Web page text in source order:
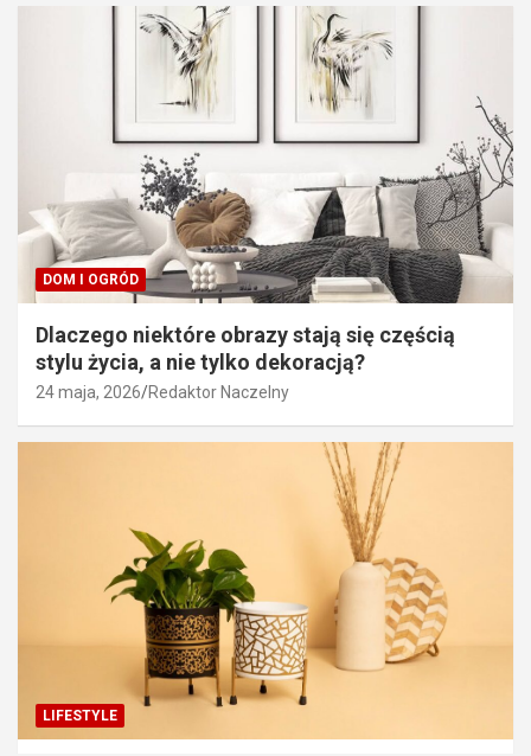
DOM I OGRÓD
Dlaczego niektóre obrazy stają się częścią
stylu życia, a nie tylko dekoracją?
24 maja, 2026 Redaktor Naczelny
LIFESTYLE